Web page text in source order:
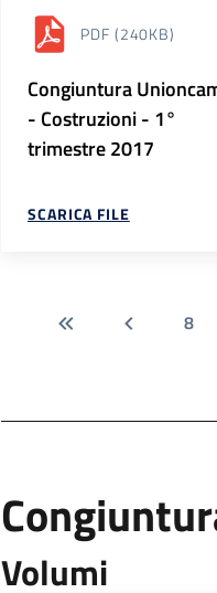
PDF (240KB)
Congiuntura
- Costruzioni - 1°
trimestre 2017
SCARICA FILE
8
Volumi